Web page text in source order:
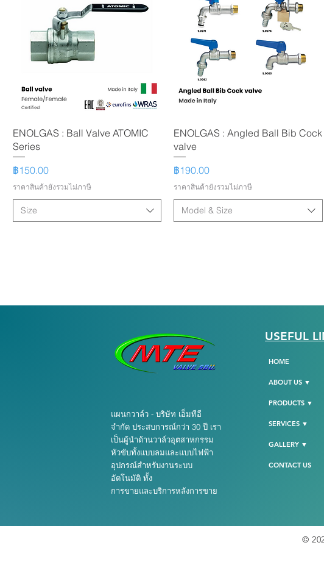
ENOLGAS : Ball Valve ATOMIC
Series
ราคา
฿150.00
ราคาสินค้ายังรวมไม่ภาษี
Size
ENOLGAS : Angled Ball Bib Cock
valve
ราคา
฿190.00
ราคาสินค้ายังรวมไม่ภาษี
Model & Size
แผนกวาล์ว - บริษัท เอ็มทีอี
จำกัด ประสบการณ์กว่า 30 ปี เรา
เป็นผู้นำด้านวาล์วอุตสาหกรรม
หัวขับทั้งแบบลมและแบบไฟฟ้า
อุปกรณ์สำหรับงานระบบ
อัตโนมัติ ทั้ง
การขายและบริการหลังการขาย
USEFUL
HOME
ABOUT US ▼
PRODUCTS ▼
SERVICES ▼
GALLERY ▼
CONTACT US
©